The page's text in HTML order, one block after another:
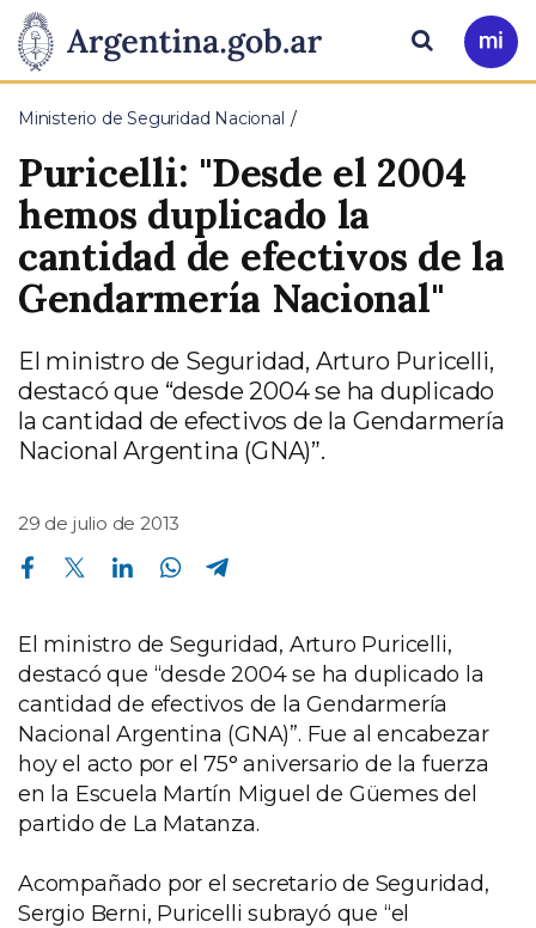
Presidencia
de
la
Nación
Pasar al contenido principal
Ir
a
Buscar
Ministerio de Seguridad Nacional
Puricelli: "Desde el 2004
hemos duplicado la
cantidad de efectivos de la
Gendarmería Nacional"
El ministro de Seguridad, Arturo Puricelli,
destacó que “desde 2004 se ha duplicado
la cantidad de efectivos de la Gendarmería
Nacional Argentina (GNA)”.
29 de julio de 2013
Compartir en Facebook Compartir en Twitter Compartir en Linkedin Compartir en Whatsapp
El ministro de Seguridad, Arturo Puricelli,
destacó que “desde 2004 se ha duplicado la
cantidad de efectivos de la Gendarmería
Nacional Argentina (GNA)”. Fue al encabezar
hoy el acto por el 75° aniversario de la fuerza
en la Escuela Martín Miguel de Güemes del
partido de La Matanza.
Acompañado por el secretario de Seguridad,
Sergio Berni, Puricelli subrayó que “el